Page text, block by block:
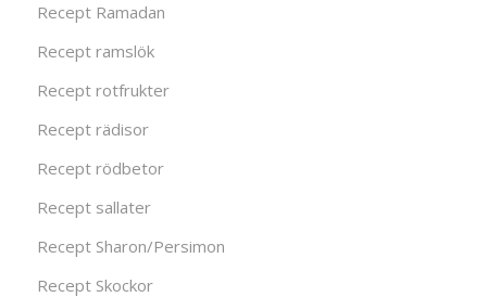
Recept Ramadan
Recept ramslök
Recept rotfrukter
Recept rädisor
Recept rödbetor
Recept sallater
Recept Sharon/Persimon
Recept Skockor